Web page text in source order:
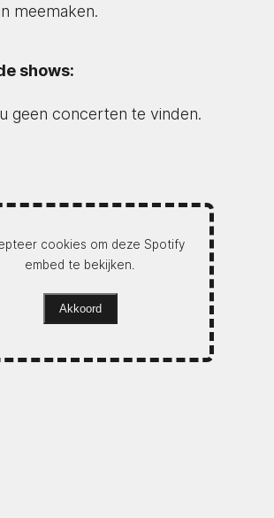
meemaken.
shows:
geen concerten te vinden.
cookies om deze Spotify
embed te bekijken.
Akkoord